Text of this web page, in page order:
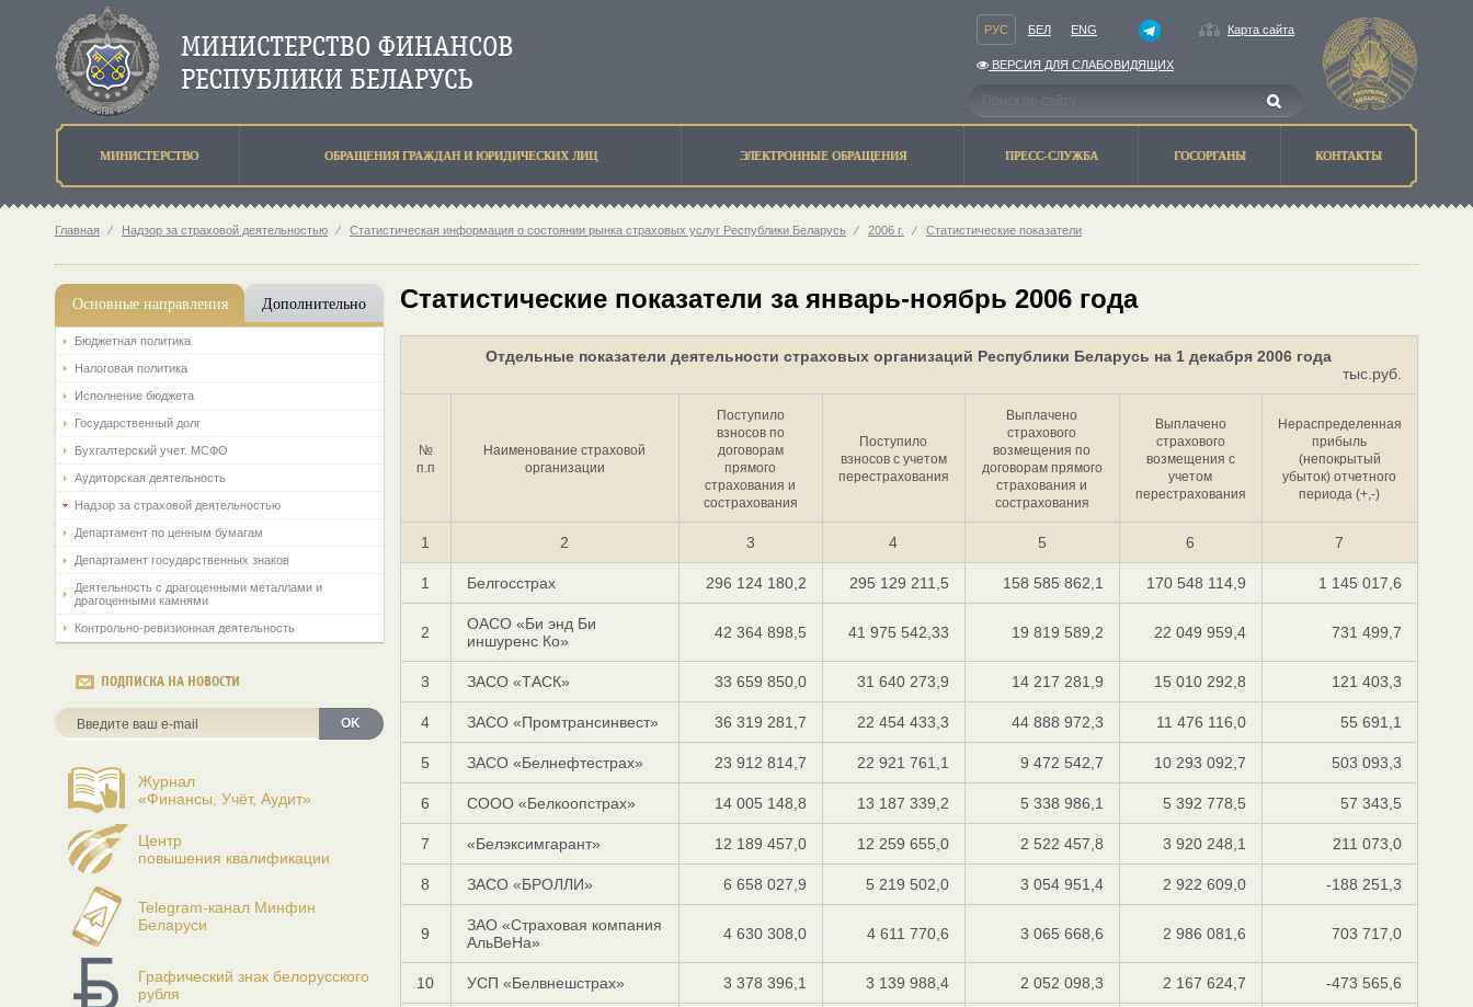
РУС БЕЛ ENG Карта сайта
ВЕРСИЯ ДЛЯ СЛАБОВИДЯЩИХ
МИНИСТЕРСТВО ОБРАЩЕНИЯ ГРАЖДАН И ЮРИДИЧЕСКИХ ЛИЦ ЭЛЕКТРОННЫЕ ОБРАЩЕНИЯ ПРЕСС-СЛУЖБА ГОСОРГАНЫ КОНТАКТЫ
Главная ⁄ Надзор за страховой деятельностью ⁄ Статистическая информация о состоянии рынка страховых услуг Республики Беларусь ⁄ 2006 г. ⁄ Статистические показатели
Основные направления Дополнительно
Бюджетная политика
Налоговая политика
Исполнение бюджета
Государственный долг
Бухгалтерский учет. МСФО
Аудиторская деятельность
Надзор за страховой деятельностью
Департамент по ценным бумагам
Департамент государственных знаков
Деятельность с драгоценными металлами и
драгоценными камнями
Контрольно-ревизионная деятельность
ПОДПИСКА НА НОВОСТИ
OK
Журнал
«Финансы, Учёт, Аудит»
Центр
повышения квалификации
Telegram-канал Минфин
Беларуси
Графический знак белорусского
рубля
Статистические показатели за январь-ноябрь 2006 года
Отдельные показатели деятельности страховых организаций Республики Беларусь на 1 декабря 2006 года
тыс.руб.
№
п.п
Наименование страховой
организации
Поступило
взносов по
договорам
прямого
страхования и
сострахования
Поступило
взносов с учетом
перестрахования
Выплачено
страхового
возмещения по
договорам прямого
страхования и
сострахования
Выплачено
страхового
возмещения с
учетом
перестрахования
Нераспределенная
прибыль
(непокрытый
убыток) отчетного
периода (+,-)
1 2 3 4 5 6 7
1 Белгосстрах 296 124 180,2 295 129 211,5 158 585 862,1 170 548 114,9 1 145 017,6
2
ОАСО «Би энд Би
иншуренс Ко»
42 364 898,5 41 975 542,33 19 819 589,2 22 049 959,4 731 499,7
3 ЗАСО «ТАСК» 33 659 850,0 31 640 273,9 14 217 281,9 15 010 292,8 121 403,3
4 ЗАСО «Промтрансинвест» 36 319 281,7 22 454 433,3 44 888 972,3 11 476 116,0 55 691,1
5 ЗАСО «Белнефтестрах» 23 912 814,7 22 921 761,1 9 472 542,7 10 293 092,7 503 093,3
6 СООО «Белкоопстрах» 14 005 148,8 13 187 339,2 5 338 986,1 5 392 778,5 57 343,5
7 «Белэксимгарант» 12 189 457,0 12 259 655,0 2 522 457,8 3 920 248,1 211 073,0
8 ЗАСО «БРОЛЛИ» 6 658 027,9 5 219 502,0 3 054 951,4 2 922 609,0 -188 251,3
9
ЗАО «Страховая компания
АльВеНа»
4 630 308,0 4 611 770,6 3 065 668,6 2 986 081,6 703 717,0
10 УСП «Белвнешстрах» 3 378 396,1 3 139 988,4 2 052 098,3 2 167 624,7 -473 565,6